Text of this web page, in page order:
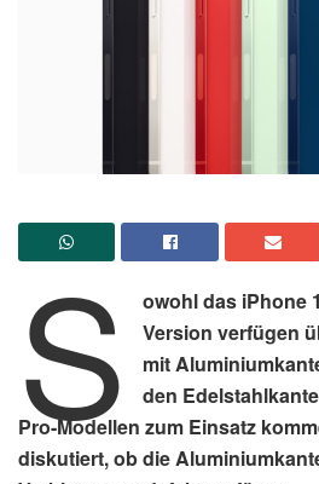
S
owohl das iPhone
Version verfügen
mit
den
Pro-Modellen zum Einsatz
diskutiert, ob die